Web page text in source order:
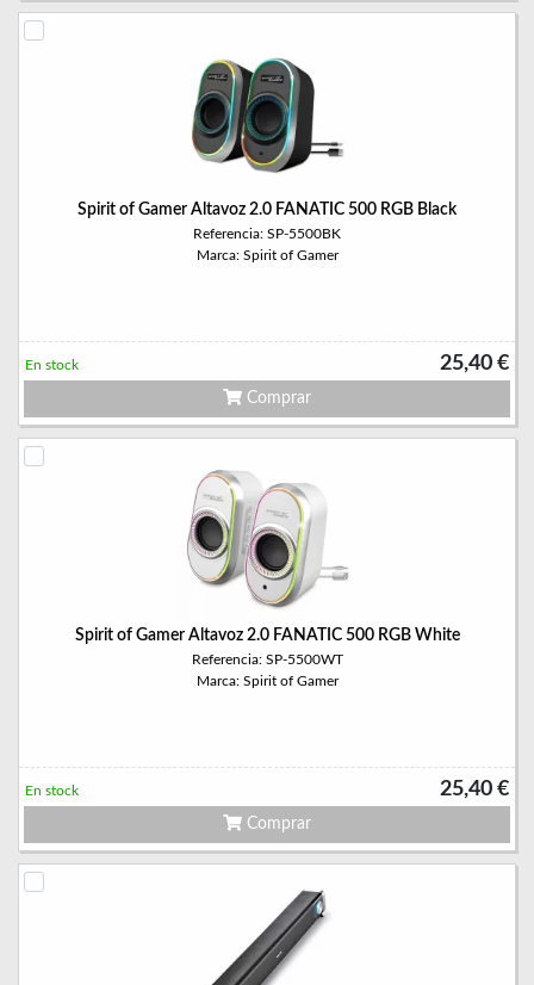
Spirit of Gamer Altavoz 2.0 FANATIC 500 RGB Black
Referencia: SP-5500BK
Marca: Spirit of Gamer
25,40 €
En stock
Comprar
Spirit of Gamer Altavoz 2.0 FANATIC 500 RGB White
Referencia: SP-5500WT
Marca: Spirit of Gamer
25,40 €
En stock
Comprar